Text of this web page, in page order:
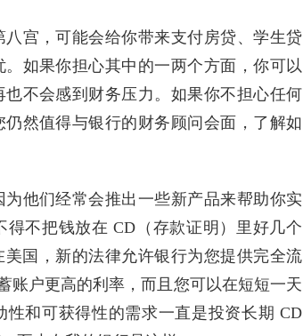
宫，可能会给你带来支付房贷、学生贷
如果你担心其中的一两个方面，你可以
不会感到财务压力。如果你不担心任何
然值得与银行的财务顾问会面，了解如
他们经常会推出一些新产品来帮助你实
不把钱放在 CD（存款证明）里好几个
国，新的法律允许银行为您提供完全流
账户更高的利率，而且您可以在短短一天
性和可获得性的需求一直是投资长期 CD